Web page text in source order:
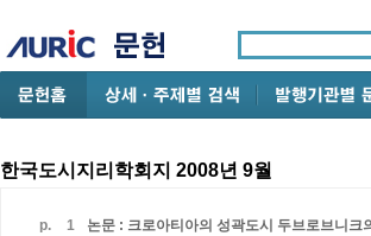
한국도시지리학회지 2008년 9월
p. 1
논문 : 크로아티아의 성곽도시 두브로브니크